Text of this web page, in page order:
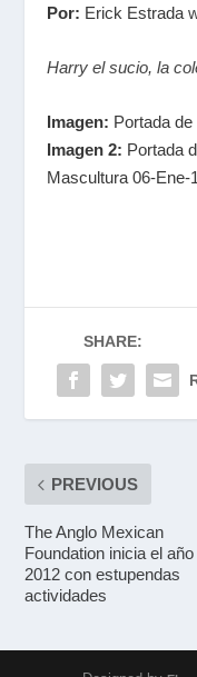
Por: Erick Estrada
Harry el sucio, la
Imagen: Portada
Imagen 2: Portada
Mascultura 06-Ene-
SHARE:
PREVIOUS
The Anglo Mexican
Foundation inicia el año
2012 con estupendas
actividades